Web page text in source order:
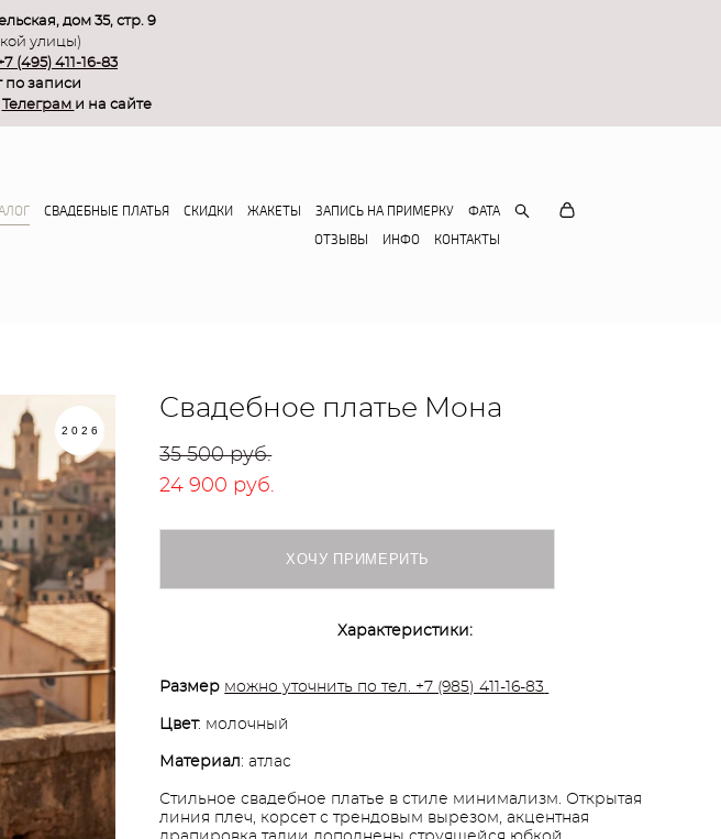
дом 35, стр. 9
улицы)
(495) 411-16-83
по записи
Телеграм и на сайте
СВАДЕБНЫЕ ПЛАТЬЯ СКИДКИ ЖАКЕТЫ ЗАПИСЬ НА ПРИМЕРКУ
ФАТА
ОТЗЫВЫ
ИНФО КОНТАКТЫ
2026
Свадебное платье Мона
35 500 pуб.
24 900 pуб.
ХОЧУ ПРИМЕРИТЬ
Характеристики:
Размер можно уточнить по тел. +7 (985) 411-16-83
Цвет: молочный
Материал: атлас
Стильное свадебное платье в стиле минимализм. Открытая
линия плеч, корсет с трендовым вырезом, акцентная